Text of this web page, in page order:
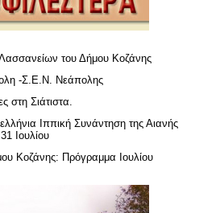
του Δήμου Κοζάνης
-Σ.Ε.Ν. Νεάπολης
στη Σιάτιστα.
Ιππική Συνάντηση της Αιανής
Ιουλίου
Κοζάνης: Πρόγραμμα Ιουλίου